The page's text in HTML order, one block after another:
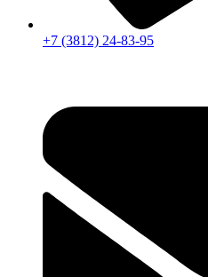
+7 (3812) 24-83-95